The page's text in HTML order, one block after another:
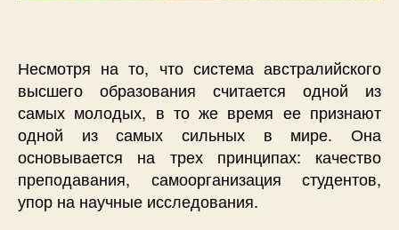
Несмотря на то, что система австралийского
высшего образования считается одной из
самых молодых, в то же время ее признают
одной из самых сильных в мире. Она
основывается на трех принципах: качество
преподавания, самоорганизация студентов,
упор на научные исследования.